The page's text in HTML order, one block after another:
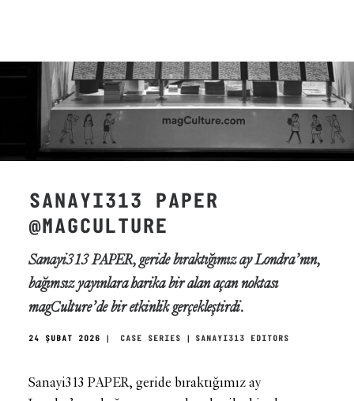
SANAYI313 PAPER
@MAGCULTURE
Sanayi313 PAPER, geride bıraktığımız ay Londra’nın,
bağımsız yayınlara harika bir alan açan noktası
magCulture’de bir etkinlik gerçekleştirdi.
24 ŞUBAT 2026 CASE SERIES SANAYI313 EDITORS
Sanayi313 PAPER, geride bıraktığımız ay